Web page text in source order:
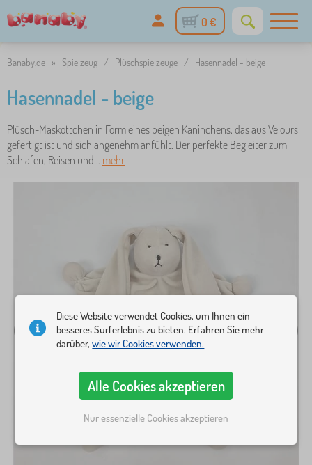
0 €
Banaby.de » Spielzeug / Plüschspielzeuge / Hasennadel - beige
Hasennadel - beige
Plüsch-Maskottchen in Form eines beigen Kaninchens, das aus Velours
gefertigt ist und sich angenehm anfühlt. Der perfekte Begleiter zum
Schlafen, Reisen und .. mehr
Diese Website verwendet Cookies, um Ihnen ein
besseres Surferlebnis zu bieten. Erfahren Sie mehr
darüber,wie wir Cookies verwenden.
Alle Cookies akzeptieren
Nur essenzielle Cookies akzeptieren